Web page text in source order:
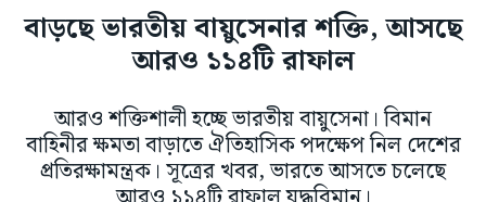
বাড়ছে ভারতীয় বায়ুসেনার শক্তি, আসছে
আরও ১১৪টি রাফাল
আরও শক্তিশালী হচ্ছে ভারতীয় বায়ুসেনা। বিমান
বাহিনীর ক্ষমতা বাড়াতে ঐতিহাসিক পদক্ষেপ নিল দেশের
প্রতিরক্ষামন্ত্রক। সূত্রের খবর, ভারতে আসতে চলেছে